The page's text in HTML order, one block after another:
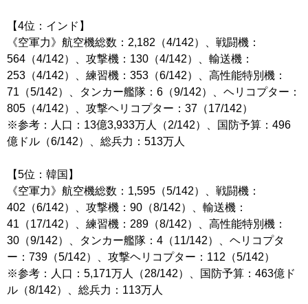
【4位：インド】
《空軍力》航空機総数：2,182（4/142）、戦闘機：
564（4/142）、攻撃機：130（4/142）、輸送機：
253（4/142）、練習機：353（6/142）、高性能特別機：
71（5/142）、タンカー艦隊：6（9/142）、ヘリコプター：
805（4/142）、攻撃ヘリコプター：37（17/142）
※参考：人口：13億3,933万人（2/142）、国防予算：496
億ドル（6/142）、総兵力：513万人
【5位：韓国】
《空軍力》航空機総数：1,595（5/142）、戦闘機：
402（6/142）、攻撃機：90（8/142）、輸送機：
41（17/142）、練習機：289（8/142）、高性能特別機：
30（9/142）、タンカー艦隊：4（11/142）、ヘリコプタ
ー：739（5/142）、攻撃ヘリコプター：112（5/142）
※参考：人口：5,171万人（28/142）、国防予算：463億ド
ル（8/142）、総兵力：113万人